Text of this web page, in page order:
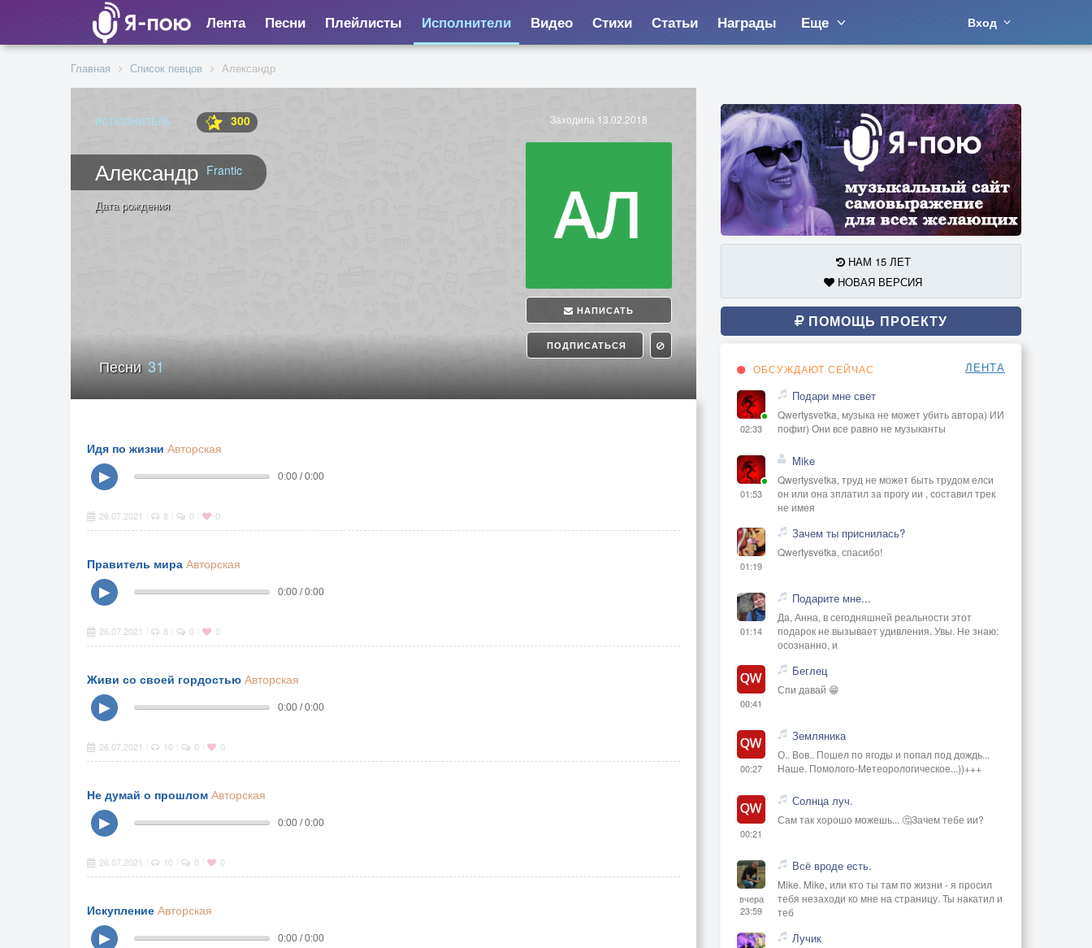
Лента Песни Плейлисты Исполнители Видео Стихи Статьи Награды Еще Вход
Главная Список певцов Александр
ИСПОЛНИТЕЛЬ 300
Александр Frantic
Заходила 13.02.2018
НАПИСАТЬ
ПОДПИСАТЬСЯ
Дата рождения
Песни31
Идя по жизни Авторская
▶
0:00 / 0:00
26.07.2021 8 0 0
Правитель мира Авторская
▶
0:00 / 0:00
26.07.2021 8 0 0
Живи со своей гордостью Авторская
▶
0:00 / 0:00
26.07.2021 10 0 0
Не думай о прошлом Авторская
▶
0:00 / 0:00
26.07.2021 10 0 0
Искупление Авторская
▶
0:00 / 0:00
НАМ 15 ЛЕТ
НОВАЯ ВЕРСИЯ
ПОМОЩЬ ПРОЕКТУ
ОБСУЖДАЮТ СЕЙЧАС ЛЕНТА
02:33
Подари мне свет
Qwertysvetka, музыка не может убить автора) ИИ
пофиг) Они все равно не музыканты
01:53
Mike
Qwertysvetka, труд не может быть трудом елси
он или она зплатил за прогу ии , составил трек
не имея
01:19
Зачем ты приснилась?
Qwertysvetka, спасибо!
01:14
Подарите мне...
Да, Анна, в сегодняшней реальности этот
подарок не вызывает удивления. Увы. Не знаю:
осознанно, и
00:41
Беглец
Спи давай 😁
00:27
Земляника
О.. Вов.. Пошел по ягоды и попал под дождь...
Наше. Помолого-Метеорологическое...))+++
00:21
Солнца луч.
Сам так хорошо можешь... 🤔Зачем тебе ии?
вчера
23:59
Всё вроде есть.
Mike. Mike, или кто ты там по жизни - я просил
тебя незаходи ко мне на страницу. Ты накатил и
теб
Лучик